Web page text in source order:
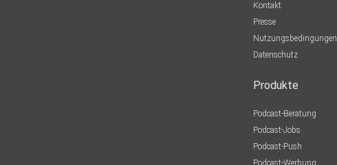
Kontakt
Presse
Nutzungsbedingungen
Datenschutz
Produkte
Podcast-Beratung
Podcast-Jobs
Podcast-Push
Podcast-Werbung